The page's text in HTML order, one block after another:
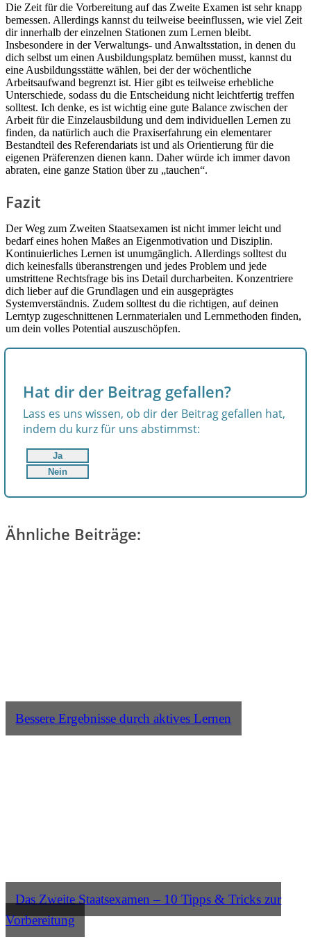
Die Zeit für die Vorbereitung auf das Zweite Examen ist sehr knapp
bemessen. Allerdings kannst du teilweise beeinflussen, wie viel Zeit
dir innerhalb der einzelnen Stationen zum Lernen bleibt.
Insbesondere in der Verwaltungs- und Anwaltsstation, in denen du
dich selbst um einen Ausbildungsplatz bemühen musst, kannst du
eine Ausbildungsstätte wählen, bei der der wöchentliche
Arbeitsaufwand begrenzt ist. Hier gibt es teilweise erhebliche
Unterschiede, sodass du die Entscheidung nicht leichtfertig treffen
solltest. Ich denke, es ist wichtig eine gute Balance zwischen der
Arbeit für die Einzelausbildung und dem individuellen Lernen zu
finden, da natürlich auch die Praxiserfahrung ein elementarer
Bestandteil des Referendariats ist und als Orientierung für die
eigenen Präferenzen dienen kann. Daher würde ich immer davon
abraten, eine ganze Station über zu „tauchen“.
Fazit
Der Weg zum Zweiten Staatsexamen ist nicht immer leicht und
bedarf eines hohen Maßes an Eigenmotivation und Disziplin.
Kontinuierliches Lernen ist unumgänglich. Allerdings solltest du
dich keinesfalls überanstrengen und jedes Problem und jede
umstrittene Rechtsfrage bis ins Detail durcharbeiten. Konzentriere
dich lieber auf die Grundlagen und ein ausgeprägtes
Systemverständnis. Zudem solltest du die richtigen, auf deinen
Lerntyp zugeschnittenen Lernmaterialen und Lernmethoden finden,
um dein volles Potential auszuschöpfen.
Hat dir der Beitrag gefallen?
Lass es uns wissen, ob dir der Beitrag gefallen hat,
indem du kurz für uns abstimmst:
Ja
Nein
Ähnliche Beiträge:
Bessere Ergebnisse durch aktives Lernen
Das Zweite Staatsexamen – 10 Tipps & Tricks zur
Vorbereitung